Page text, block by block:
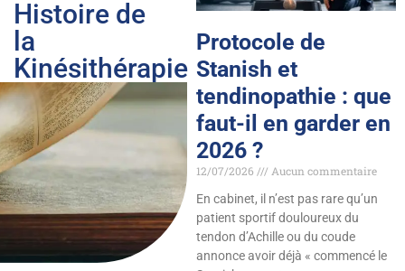
Histoire de
la
Kinésithérapie
Protocole de
Stanish et
tendinopathie : que
faut-il en garder en
2026 ?
12/07/2026
Aucun commentaire
En cabinet, il n’est pas rare qu’un
patient sportif douloureux du
tendon d’Achille ou du coude
annonce avoir déjà « commencé le